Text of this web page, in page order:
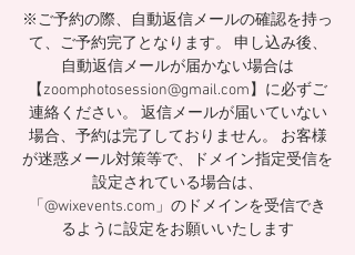
※ご予約の際、自動返信メールの確認を持っ
て、ご予約完了となります。 申し込み後、
自動返信メールが届かない場合は
【zoomphotosession@gmail.com】に必ずご
連絡ください。 返信メールが届いていない
場合、予約は完了しておりません。 お客様
が迷惑メール対策等で、ドメイン指定受信を
設定されている場合は、
「@wixevents.com」のドメインを受信でき
るように設定をお願いいたします